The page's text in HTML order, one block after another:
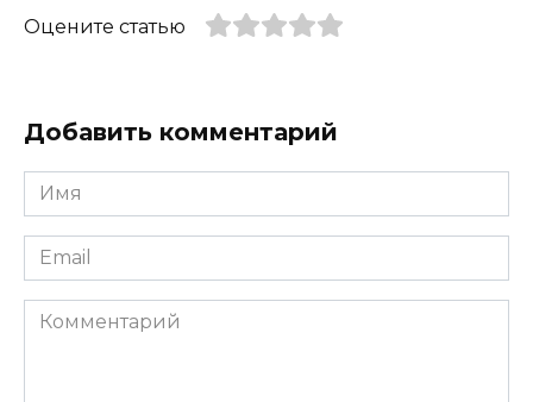
Оцените статью
Добавить комментарий
Имя
*
Email
*
Комментарий